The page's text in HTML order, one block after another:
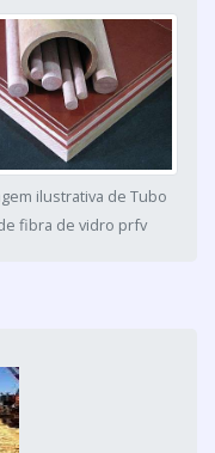
ilustrativa de Tubo
fibra de vidro prfv